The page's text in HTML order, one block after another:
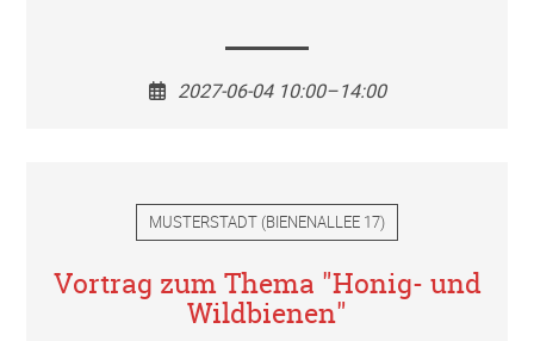
2027-06-04 10:00–14:00
MUSTERSTADT (BIENENALLEE 17)
Vortrag zum Thema "Honig- und
Wildbienen"